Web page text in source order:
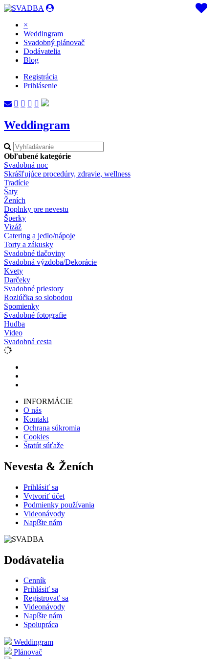
×
Weddingram
Svadobný plánovač
Dodávatelia
Blog
Registrácia
Prihlásenie
Weddingram
Obľubené kategórie
Svadobná noc
Skrášľujúce procedúry, zdravie, wellness
Tradície
Šaty
Ženích
Doplnky pre nevestu
Šperky
Vizáž
Catering a jedlo/nápoje
Torty a zákusky
Svadobné tlačoviny
Svadobná výzdoba/Dekorácie
Kvety
Darčeky
Svadobné priestory
Rozlúčka so slobodou
Spomienky
Svadobné fotografie
Hudba
Video
Svadobná cesta
INFORMÁCIE
O nás
Kontakt
Ochrana súkromia
Cookies
Štatút súťaže
Nevesta & Ženích
Prihlásiť sa
Vytvoriť účet
Podmienky používania
Videonávody
Napíšte nám
Dodávatelia
Cenník
Prihlásiť sa
Registrovať sa
Videonávody
Napíšte nám
Spolupráca
Weddingram
Plánovač